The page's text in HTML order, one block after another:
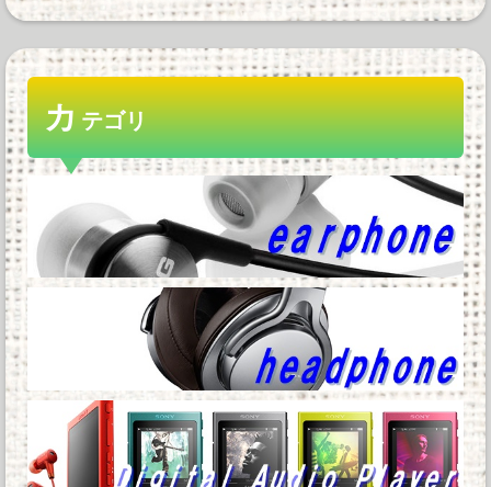
すだけで割れる」問題いつまでもク...
ジャンポケ斉藤、ロケバスでイチャイチャした
だけで懲役7年てさすがにおかしくな...
サンディスク、LightningとUSB Type-C搭載の
スマートフォン用...
ディスク無くなったらセールでも中古の倍以上
の値段になるよな他
謎の勢力「AI発展したらお前らは皆クビになる
わ」→未だかつてAIのせいで失業...
Powered by livedoor 相互RSS
カテゴリ